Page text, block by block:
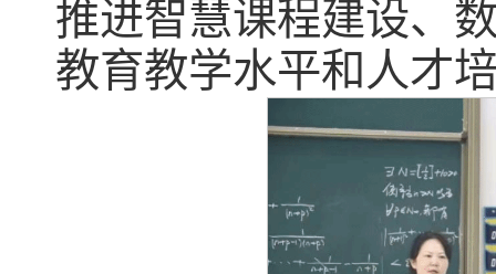
推进智慧课程建设、
教育教学水平和人才